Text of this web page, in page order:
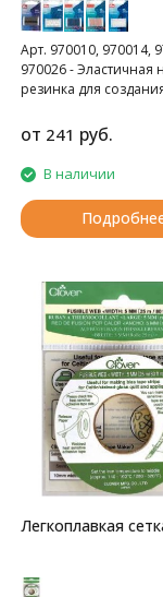
Арт. 970010, 970014,
970026 - Эластичная
резинка для
высокоэластичная
образования сборок
стабилизации. Для
стёжки намотайте
шпульку. Материал:
полиамид, 50%
метров, цвет -
Эластичная нить
вязания, в упаковке 1
(200м). Материал:
эластан.
невидимая нить
предотвращает
области воротников
от 241 руб.
В наличии
Легкоплавкая